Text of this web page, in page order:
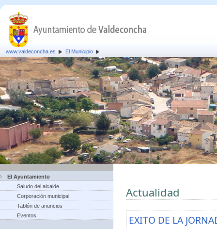
www.valdeconcha.es El Municipio
El Ayuntamiento
Saludo del alcalde
Corporación municipal
Tablón de anuncios
Eventos
Actualidad
EXITO DE LA